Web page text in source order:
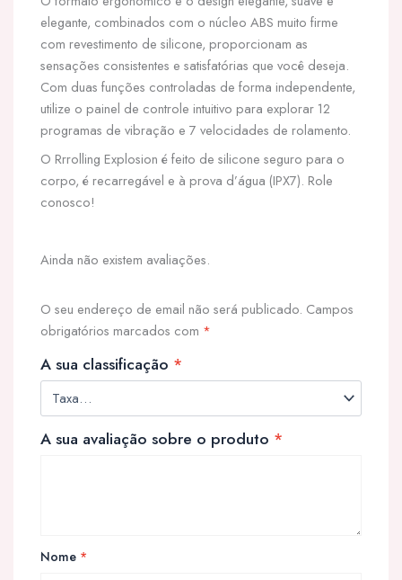
elegante, combinados com o núcleo ABS muito firme
com revestimento de silicone, proporcionam as
sensações consistentes e satisfatórias que você deseja.
Com duas funções controladas de forma independente,
utilize o painel de controle intuitivo para explorar 12
programas de vibração e 7 velocidades de rolamento.
O Rrrolling Explosion é feito de silicone seguro para o
corpo, é recarregável e à prova d’água (IPX7). Role
conosco!
Ainda não existem avaliações.
O seu endereço de email não será publicado. Campos
obrigatórios marcados com *
A sua classificação *
A sua avaliação sobre o produto *
Nome *